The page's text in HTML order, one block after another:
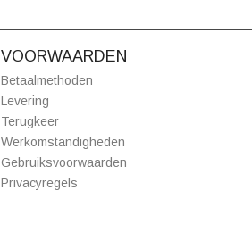
VOORWAARDEN
Betaalmethoden
Levering
Terugkeer
Werkomstandigheden
Gebruiksvoorwaarden
Privacyregels